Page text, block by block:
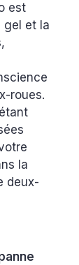
est
gel et la
roues.
la
deux-